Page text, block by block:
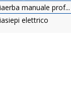
manuale prof...
elettrico